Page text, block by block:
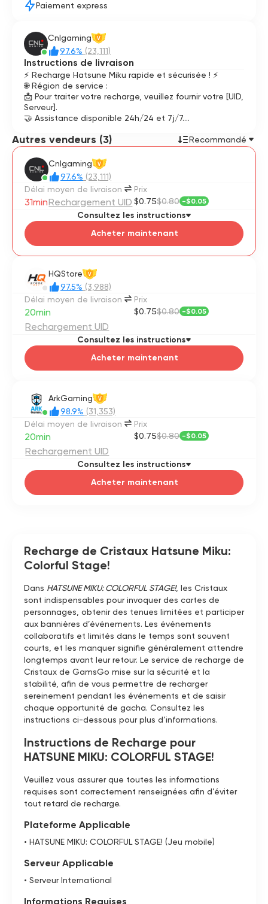
Paiement express
Cnlgaming V
97.6% (23,111)
Instructions de livraison
⚡ Recharge Hatsune Miku rapide et sécurisée ! ⚡
🌐 Région de service :
📩 Pour traiter votre recharge, veuillez fournir votre [UID,
Serveur].
🤝 Assistance disponible 24h/24 et 7j/7.
veuillez vérifier attentivement vos informations avant
définitive et aucun remboursement ne pourra être
Autres vendeurs (3) Recommandé
Cnlgaming V
97.6% (23,111)
Délai moyen de livraison
31minRechargement UID
Prix
$0.75$0.80 -$0.05
Acheter maintenant
Consultez les instructions
HQStore V
97.5% (3,988)
Délai moyen de livraison
20min
Rechargement UID
Prix
$0.75$0.80 -$0.05
Acheter maintenant
Consultez les instructions
ArkGaming V
98.9% (31,353)
Délai moyen de livraison
20min
Rechargement UID
Prix
$0.75$0.80 -$0.05
Acheter maintenant
Consultez les instructions
Recharge de Cristaux Hatsune Miku:
Colorful Stage!
Dans HATSUNE MIKU: COLORFUL STAGE!, les Cristaux
sont indispensables pour invoquer des cartes de
personnages, obtenir des tenues limitées et participer
aux bannières d’événements. Les événements
collaboratifs et limités dans le temps sont souvent
courts, et les manquer signifie généralement attendre
longtemps avant leur retour. Le service de recharge de
Cristaux de GamsGo mise sur la sécurité et la
stabilité, afin de vous permettre de recharger
sereinement pendant les événements et de saisir
chaque opportunité de gacha. Consultez les
instructions ci-dessous pour plus d’informations.
Instructions de Recharge pour
HATSUNE MIKU: COLORFUL STAGE!
Veuillez vous assurer que toutes les informations
requises sont correctement renseignées afin d’éviter
tout retard de recharge.
Plateforme Applicable
• HATSUNE MIKU: COLORFUL STAGE! (Jeu mobile)
Serveur Applicable
• Serveur International
Informations Requises